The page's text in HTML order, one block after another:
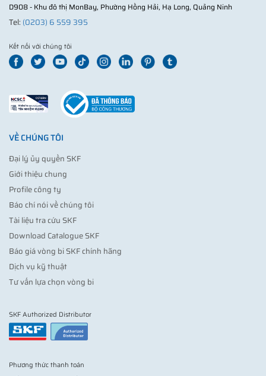
Qúy khách hàng có thể tìm hiểu thông tin "
vòng bi cầu SKF "
D908 - Khu đô thị MonBay, Phường Hồng Hải, Hạ Long, Quảng Ninh
Tel: (0203) 6 559 395
Kết nối với chúng tôi
VỀ CHÚNG TÔI
Đại lý ủy quyền SKF
Giới thiệu chung
Profile công ty
Báo chí nói về chúng tôi
Tài liệu tra cứu SKF
Download Catalogue SKF
Báo giá vòng bi SKF chính hãng
Dịch vụ kỹ thuật
Tư vấn lựa chọn vòng bi
SKF Authorized Distributor
Phương thức thanh toán